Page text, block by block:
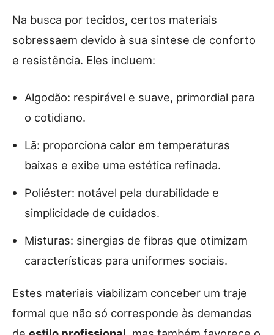
Na busca por tecidos, certos materiais
sobressaem devido à sua sintese de conforto
e resistência. Eles incluem:
Algodão: respirável e suave, primordial para
o cotidiano.
Lã: proporciona calor em temperaturas
baixas e exibe uma estética refinada.
Poliéster: notável pela durabilidade e
simplicidade de cuidados.
Misturas: sinergias de fibras que otimizam
características para uniformes sociais.
Estes materiais viabilizam conceber um traje
formal que não só corresponde às demandas